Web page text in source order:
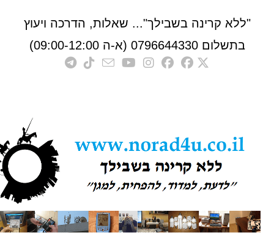
קרינה בשבילך"... שאלות, הדרכה ויעוץ
0796644330 (א-ה 09:00-12:00)